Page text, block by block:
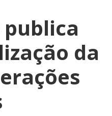
publica
da